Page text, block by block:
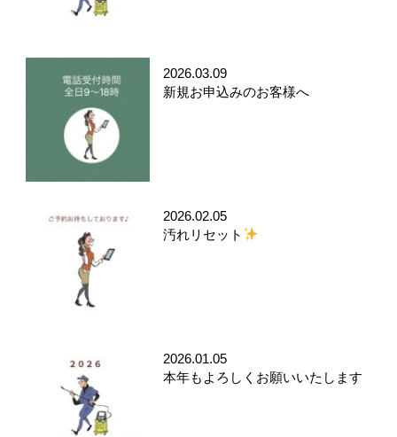
2026.03.09
新規お申込みのお客様へ
2026.02.05
汚れリセット
2026.01.05
本年もよろしくお願いいたします